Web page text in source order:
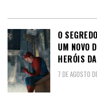
O
UM NOVO
HERÓIS
7 DE AGOSTO